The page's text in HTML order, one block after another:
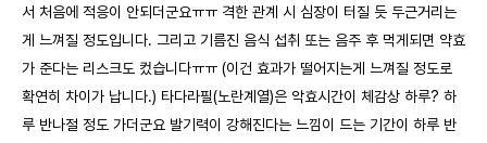
서 처음에 적응이 안되더군요ㅠㅠ 격한 관계 시 심장이 터질 듯 두근거리는
게 느껴질 정도입니다. 그리고 기름진 음식 섭취 또는 음주 후 먹게되면 약효
가 준다는 리스크도 컸습니다ㅠㅠ (이건 효과가 떨어지는게 느껴질 정도로
확연히 차이가 납니다.) 타다라필(노란계열)은 악효시간이 체감상 하루? 하
루 반나절 정도 가더군요 발기력이 강해진다는 느낌이 드는 기간이 하루 반